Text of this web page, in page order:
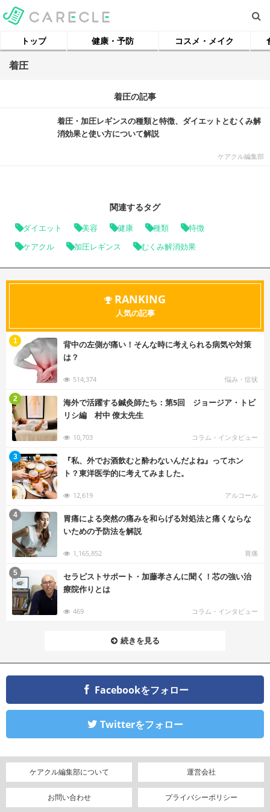
トップ 健康・予防 コスメ・メイク
着圧
着圧の記事
着圧・加圧レギンスの種類と特徴、ダイエットとむくみ解
消効果と使い方について解説
ケアクル編集部
関連するタグ
ダイエット 美容 健康 種類 特徴
ケアクル 加圧レギンス むくみ解消効果
RANKING
人気の記事
背中の左側が痛い！そんな時に考えられる病気や対策
は？
514,374 悩み・症状
1
海外で活躍する鍼灸師たち：第5回 ジョージア・トビ
リシ編 村中 僚太先生
10,703 コラム・インタビュー
2
『私、外でお酒飲むと酔わないんだよね』ってホン
ト？東洋医学的に考えてみました。
12,619 アルコール
3
胃痛による突然の痛みを和らげる対処法と痛くならな
いための予防法を解説
1,165,852 胃痛
4
セラピストサポート・加藤孝さんに聞く！芯の強い治
療院作りとは
469 コラム・インタビュー
5
続きを見る
Facebookをフォロー
Twitterをフォロー
ケアクル編集部について 運営会社
お問い合わせ プライバシーポリシー